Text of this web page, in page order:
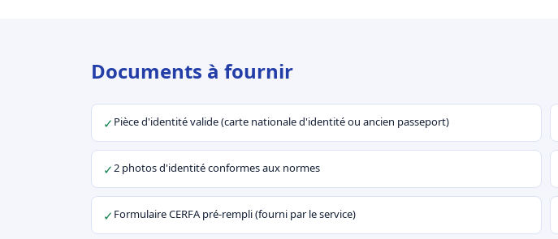
Documents à fournir
✓ Pièce d'identité valide (carte nationale d'identité ou ancien passeport)
✓2 photos d'identité conformes aux normes
✓ Formulaire CERFA pré-rempli (fourni par le service)